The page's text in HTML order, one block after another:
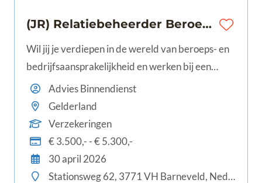
(JR) Relatiebeheerder Beroeps- en Bedrijfsaansprakelijkheid (32-40 uur) te Barneveld
Wil jij je verdiepen in de wereld van beroeps- en
bedrijfsaansprakelijkheid en werken bij een
kantoor dat vooroploopt in digitalisering en
innovatie? Dan voel jij je thuis bij Henst & Lunsen
te Barneveld. Ben jij een ervaren
relatiebeheerder of adviseur met affiniteit voor
aansprakelijkheidsverzekeringen? Óf sta je juist
aan het begin van je carrière en wil je je hierin
Advies Binnendienst
Gelderland
Verzekeringen
€ 3.500,- - € 5.300,-
30 april 2026
Stationsweg 62, 3771 VH Barneveld, Nederland